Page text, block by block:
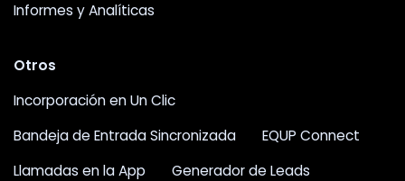
Informes y Analíticas
Otros
Incorporación en Un Clic
Bandeja de Entrada Sincronizada
EQUP Connect
Llamadas en la App
Generador de Leads